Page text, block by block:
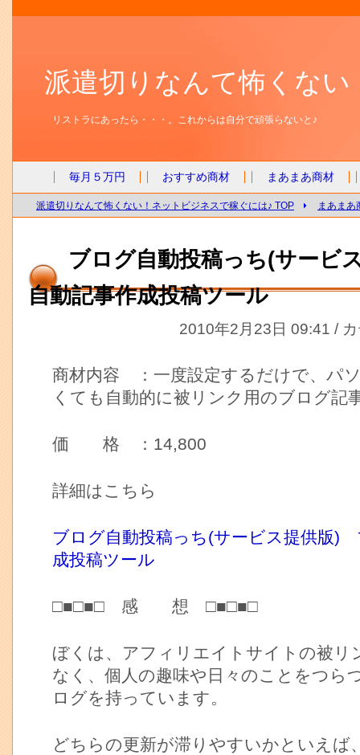
派遣切りなんて怖くな
リストラにあったら・・・。これからは自分で頑張らないと♪
毎月５万円 おすすめ商材 まあまあ商材
派遣切りなんて怖くない！ネットビジネスで稼ぐには♪ TOP まあまあ
ブログ自動投稿っち(サー
自動記事作成投稿ツール
2010年2月23日 09:41 /
商材内容 ：一度設定するだけで、パ
くても自動的に被リンク用のブログ記
価 格 ：14,800
詳細はこちら
ブログ自動投稿っち(サービス提供版)
成投稿ツール
□■□■□ 感 想 □■□■□
ぼくは、アフィリエイトサイトの被リ
なく、個人の趣味や日々のことをつら
ログを持っています。
どちらの更新が滞りやすいかといえば